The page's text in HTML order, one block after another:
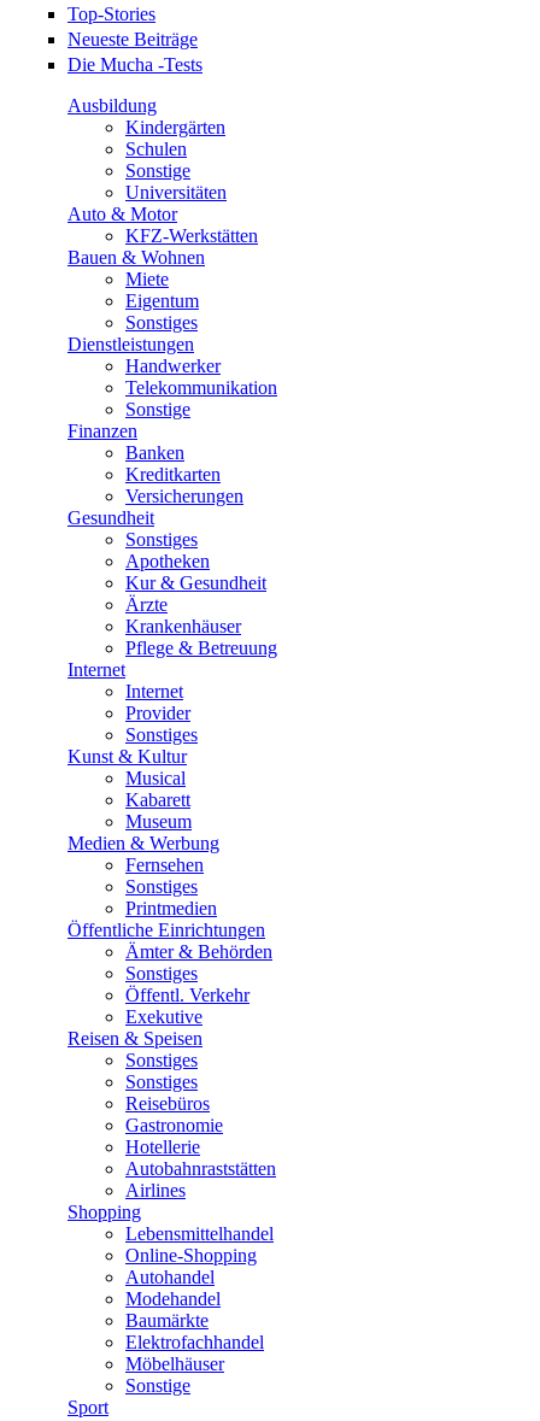
Top-Stories
Neueste Beiträge
Die Mucha -Tests
Ausbildung
Kindergärten
Schulen
Sonstige
Universitäten
Auto & Motor
KFZ-Werkstätten
Bauen & Wohnen
Miete
Eigentum
Sonstiges
Dienstleistungen
Handwerker
Telekommunikation
Sonstige
Finanzen
Banken
Kreditkarten
Versicherungen
Gesundheit
Sonstiges
Apotheken
Kur & Gesundheit
Ärzte
Krankenhäuser
Pflege & Betreuung
Internet
Internet
Provider
Sonstiges
Kunst & Kultur
Musical
Kabarett
Museum
Medien & Werbung
Fernsehen
Sonstiges
Printmedien
Öffentliche Einrichtungen
Ämter & Behörden
Sonstiges
Öffentl. Verkehr
Exekutive
Reisen & Speisen
Sonstiges
Sonstiges
Reisebüros
Gastronomie
Hotellerie
Autobahnraststätten
Airlines
Shopping
Lebensmittelhandel
Online-Shopping
Autohandel
Modehandel
Baumärkte
Elektrofachhandel
Möbelhäuser
Sonstige
Sport